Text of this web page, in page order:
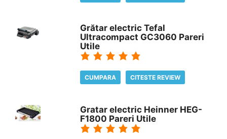
Grătar electric Tefal
Ultracompact GC3060 Pareri
Utile
CUMPARA CITESTE REVIEW
Gratar electric Heinner HEG-
F1800 Pareri Utile